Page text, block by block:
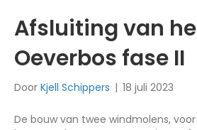
Afsluiting van
Oeverbos fase II
Door Kjell Schippers | 18 juli 2023
De bouw van twee windmolens,